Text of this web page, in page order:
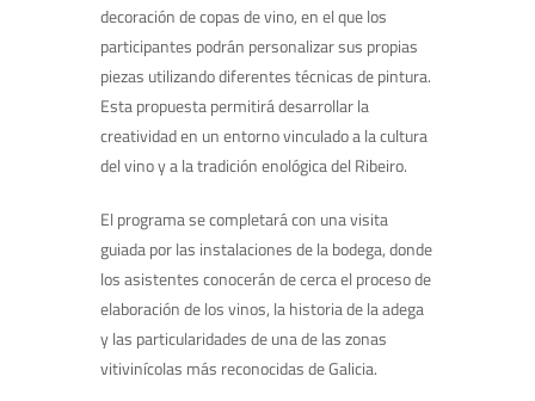
decoración de copas de vino, en el que los
participantes podrán personalizar sus propias
piezas utilizando diferentes técnicas de pintura.
Esta propuesta permitirá desarrollar la
creatividad en un entorno vinculado a la cultura
del vino y a la tradición enológica del Ribeiro.
El programa se completará con una visita
guiada por las instalaciones de la bodega, donde
los asistentes conocerán de cerca el proceso de
elaboración de los vinos, la historia de la adega
y las particularidades de una de las zonas
vitivinícolas más reconocidas de Galicia.